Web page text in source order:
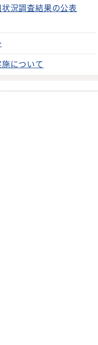
況調査結果の公表
について